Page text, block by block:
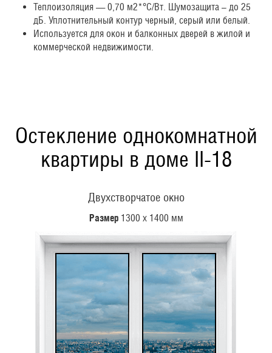
Теплоизоляция — 0,70 м2*°С/Вт. Шумозащита – до 25
дБ. Уплотнительный контур черный, серый или белый.
Используется для окон и балконных дверей в жилой и
коммерческой недвижимости.
Остекление однокомнатной
квартиры в доме II-18
Двухстворчатое окно
Размер1300 х 1400 мм